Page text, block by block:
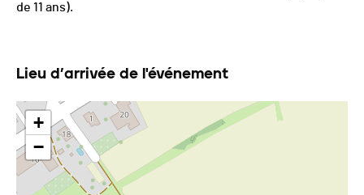
de 11 ans).
Lieu d’arrivée de l'événement
+
−